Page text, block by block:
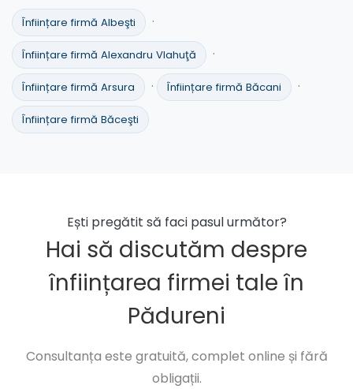
Înființare firmă Albeşti ·
Înființare firmă Alexandru Vlahuţă ·
Înființare firmă Arsura · Înființare firmă Băcani ·
Înființare firmă Băceşti
Ești pregătit să faci pasul următor?
Hai să discutăm despre
înființarea firmei tale în
Pădureni
Consultanța este gratuită, complet online și fără
obligații.